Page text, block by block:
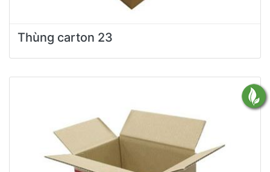
Thùng carton 23